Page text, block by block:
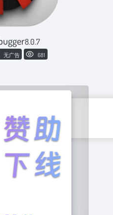
8.0.7
无广告 681
编程开发